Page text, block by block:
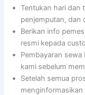
Tentukan hari dan
penjemputan, dan
Berikan info
resmi kepada
Pembayaran
kami sebelum
Setelah semua